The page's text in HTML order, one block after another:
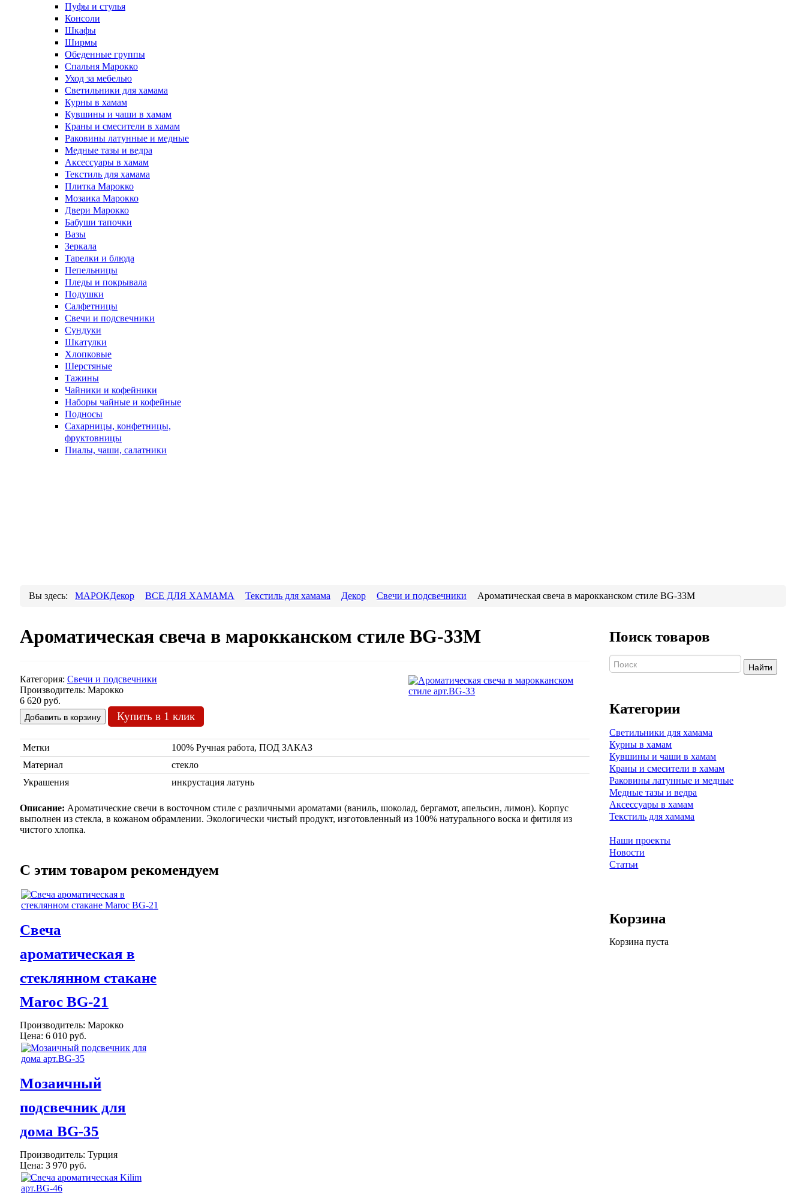
Пуфы и стулья
Консоли
Шкафы
Ширмы
Обеденные группы
Спальня Марокко
Уход за мебелью
Светильники для хамама
Курны в хамам
Кувшины и чаши в хамам
Краны и смесители в хамам
Раковины латунные и медные
Медные тазы и ведра
Аксессуары в хамам
Текстиль для хамама
Плитка Марокко
Мозаика Марокко
Двери Марокко
Бабуши тапочки
Вазы
Зеркала
Тарелки и блюда
Пепельницы
Пледы и покрывала
Подушки
Салфетницы
Свечи и подсвечники
Сундуки
Шкатулки
Хлопковые
Шерстяные
Тажины
Чайники и кофейники
Наборы чайные и кофейные
Подносы
Сахарницы, конфетницы,
фруктовницы
Пиалы, чаши, салатники
Вы здесь: МАРОКДекор ВСЕ ДЛЯ ХАМАМА Текстиль для хамама Декор Свечи и подсвечники Ароматическая свеча в марокканском стиле BG-33M
Ароматическая свеча в марокканском стиле BG-33M
Категория: Свечи и подсвечники
Производитель: Марокко
6 620 руб.
Купить в 1 клик
Метки
100% Ручная работа, ПОД ЗАКАЗ
Материал
стекло
Украшения
инкрустация латунь
Описание: Ароматические свечи в восточном стиле с различными ароматами (ваниль, шоколад, бергамот, апельсин, лимон). Корпус
выполнен из стекла, в кожаном обрамлении. Экологически чистый продукт, изготовленный из 100% натурального воска и фитиля из
чистого хлопка.
C этим товаром рекомендуем
Cвеча
ароматическая в
стеклянном стакане
Maroc BG-21
Производитель: Марокко
Цена: 6 010 руб.
Мозаичный
подсвечник для
дома BG-35
Производитель: Турция
Цена: 3 970 руб.
Поиск товаров
Найти
Категории
Светильники для хамама
Курны в хамам
Кувшины и чаши в хамам
Краны и смесители в хамам
Раковины латунные и медные
Медные тазы и ведра
Аксессуары в хамам
Текстиль для хамама
Наши проекты
Новости
Статьи
Корзина
Корзина пуста